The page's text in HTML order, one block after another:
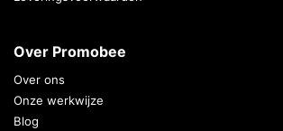
Over Promobee
Over ons
Onze werkwijze
Blog